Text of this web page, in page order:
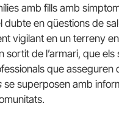
amb fills amb
en qüestions de
vigilant en un terreny
sortit de l’armari, que
que
se superposen amb